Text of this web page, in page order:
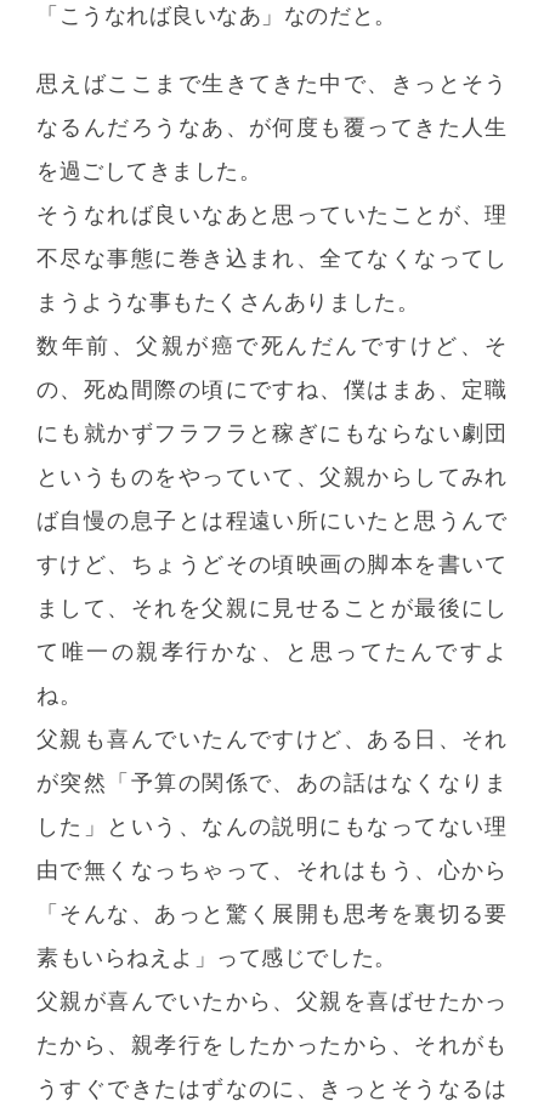
「こうなれば良いなあ」なのだと。
思えばここまで生きてきた中で、きっとそう
なるんだろうなあ、が何度も覆ってきた人生
を過ごしてきました。
そうなれば良いなあと思っていたことが、理
不尽な事態に巻き込まれ、全てなくなってし
まうような事もたくさんありました。
数年前、父親が癌で死んだんですけど、そ
の、死ぬ間際の頃にですね、僕はまあ、定職
にも就かずフラフラと稼ぎにもならない劇団
というものをやっていて、父親からしてみれ
ば自慢の息子とは程遠い所にいたと思うんで
すけど、ちょうどその頃映画の脚本を書いて
まして、それを父親に見せることが最後にし
て唯一の親孝行かな、と思ってたんですよ
ね。
父親も喜んでいたんですけど、ある日、それ
が突然「予算の関係で、あの話はなくなりま
した」という、なんの説明にもなってない理
由で無くなっちゃって、それはもう、心から
「そんな、あっと驚く展開も思考を裏切る要
素もいらねえよ」って感じでした。
父親が喜んでいたから、父親を喜ばせたかっ
たから、親孝行をしたかったから、それがも
うすぐできたはずなのに、きっとそうなるは